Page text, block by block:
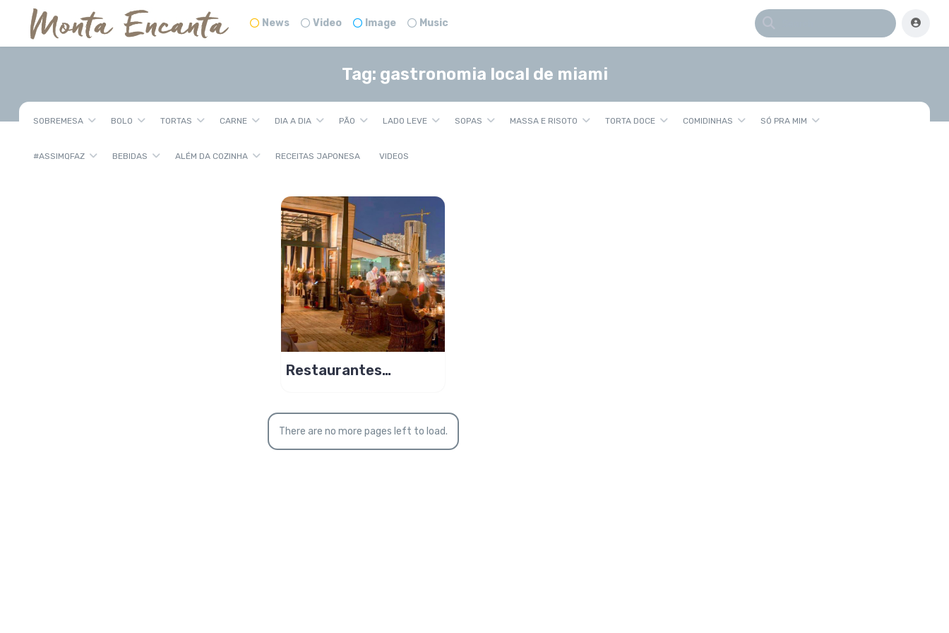
News Video Image Music
Tag: gastronomia local de miami
SOBREMESA BOLO TORTAS CARNE DIA A DIA PÃO LADO LEVE SOPAS MASSA E RISOTO TORTA DOCE COMIDINHAS SÓ PRA MIM
#ASSIMQFAZ BEBIDAS ALÉM DA COZINHA RECEITAS JAPONESA VIDEOS
Restaurantes
There are no more pages left to load.